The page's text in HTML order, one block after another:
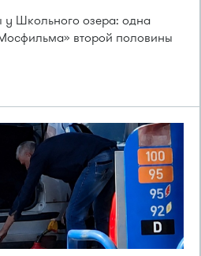
у Школьного озера: одна
второй половины